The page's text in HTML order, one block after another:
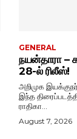
GENERAL
நயன்தாரா –
28-ல் ரிலீஸ்!
அறிமுக
இந்த
ராதிகா...
August 7, 2026